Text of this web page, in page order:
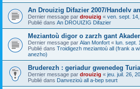
An Drouizig Difazier 2007/Handelv
Dernier message par drouizig « ven. sept.
Publié dans An DROUIZIG Difazier
Meziantoù digor o zarzh gant
Dernier message par Alan Monfort « lun. sept.
Publié dans Troidigezh meziantoù all (frank a
anezho)
Bruderezh : geriadur gwenedeg
Dernier message par drouizig « jeu. juil. 26,
Publié dans Danvezioù all a-bep seurt